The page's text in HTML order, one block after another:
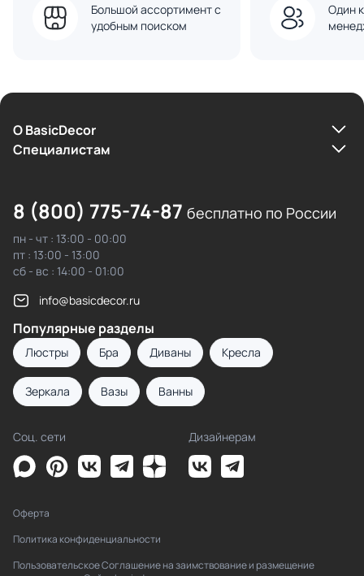
Большой ассортимент с
удобным поиском
Один
О BasicDecor
Cпециалистам
8 (800) 775-74-87 бесплатно по России
пн - чт : 13:00 - 00:00
пт : 13:00 - 13:00
сб - вс : 14:00 - 01:00
info@basicdecor.ru
Популярные разделы
Люстры Бра Диваны Кресла
Зеркала Вазы Ванны
Соц. сети Дизайнерам
Оферта
Политика конфиденциальности
Пользовательское Соглашение на заимствование и размещение